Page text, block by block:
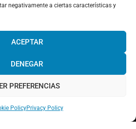
negativamente a ciertas características y
ACEPTAR
DENEGAR
PREFERENCIAS
PolicyPrivacy Policy
Youtube
Please, contact us and we